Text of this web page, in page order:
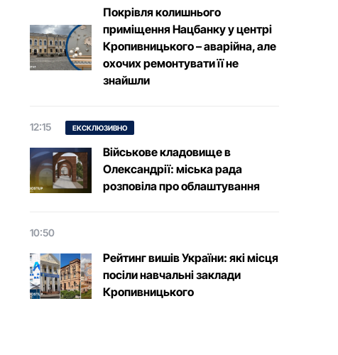
Покрівля колишнього
приміщення Нацбанку у центрі
Кропивницького – аварійна, але
охочих ремонтувати її не
знайшли
12:15 ЕКСКЛЮЗИВНО
Військове кладовище в
Олександрії: міська рада
розповіла про облаштування
10:50
Рейтинг вишів України: які місця
посіли навчальні заклади
Кропивницького